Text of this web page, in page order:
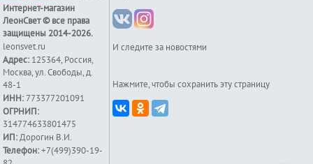
Интернет-магазин
ЛеонСвет© все права
защищены 2014-2026.
leonsvet.ru
Адрес: 125364,Россия,
Москва,ул. Свободы, д.
48-1
ИНН:773377201091
ОГРНИП:
314774633801475
ИП:Дорогин В.И.
Телефон: +7(499)390-19-
И следите за новостями
Нажмите, чтобы сохранить эту страницу